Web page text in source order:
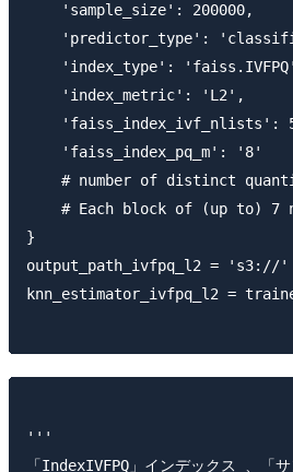
    'sample_size': 200000,
'predictor_type':
'index_type':
    'index_metric': 'L2',
'faiss_index_ivf_nlists':
    'faiss_index_pq_m': '8'
# number of distinct
# Each block of (up to) 7
}
output_path_ivfpq_l2 =
knn_estimator_ivfpq_l2 =
'''
「IndexIVFPQ」インデックス 、「